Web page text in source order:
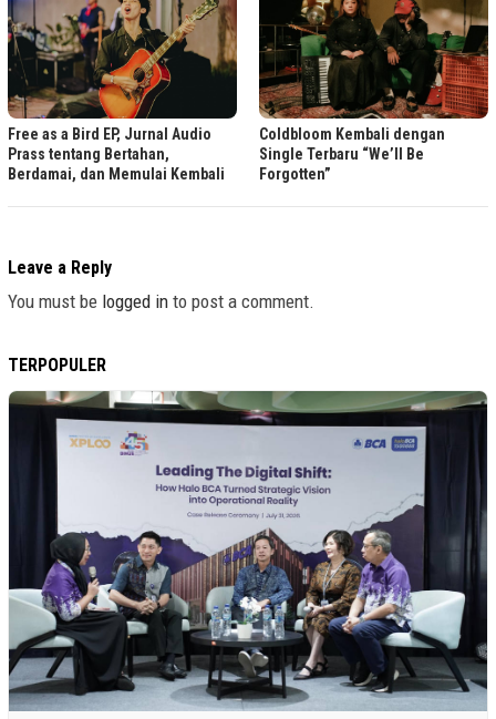
Free as a Bird EP, Jurnal Audio
Prass tentang Bertahan,
Berdamai, dan Memulai Kembali
Coldbloom Kembali dengan
Single Terbaru “We’ll Be
Forgotten”
Leave a Reply
You must be logged in to post a comment.
TERPOPULER